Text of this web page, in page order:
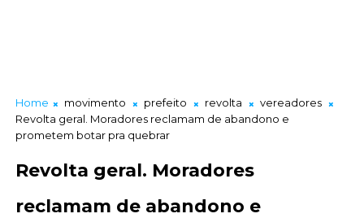
Home movimento prefeito revolta
vereadores
Revolta geral. Moradores reclamam de abandono e
prometem botar pra quebrar
Revolta geral. Moradores
reclamam de abandono e